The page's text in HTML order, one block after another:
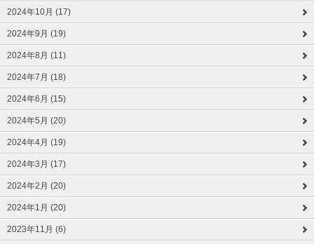
2024年10月 (17)
2024年9月 (19)
2024年8月 (11)
2024年7月 (18)
2024年6月 (15)
2024年5月 (20)
2024年4月 (19)
2024年3月 (17)
2024年2月 (20)
2024年1月 (20)
2023年11月 (6)